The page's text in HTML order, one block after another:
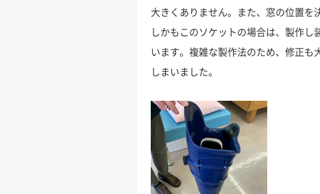
大きくありません。また、窓の位置を
しかもこのソケットの場合は、製作
います。複雑な製作法のため、修正
しまいました。